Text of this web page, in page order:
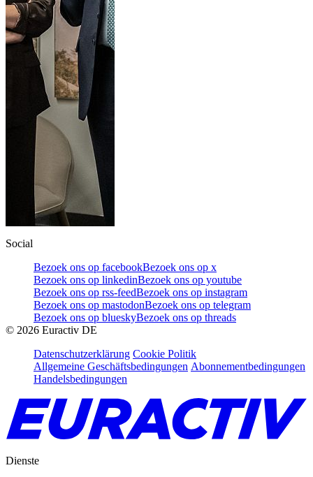
Social
Bezoek ons op facebookBezoek ons op x
Bezoek ons op linkedinBezoek ons op youtube
Bezoek ons op rss-feedBezoek ons op instagram
Bezoek ons op mastodonBezoek ons op telegram
Bezoek ons op blueskyBezoek ons op threads
© 2026 Euractiv DE
Datenschutzerklärung Cookie Politik
Allgemeine Geschäftsbedingungen Abonnementbedingungen
Handelsbedingungen
Dienste